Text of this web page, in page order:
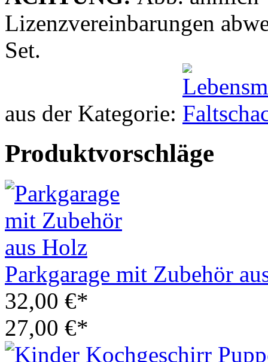
Lizenzvereinbarungen
Set.
aus der Kategorie:
Produktvorschläge
Parkgarage mit Zubehör
32,00 €*
27,00 €*